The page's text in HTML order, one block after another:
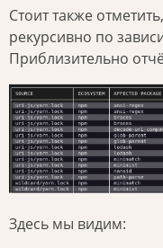
Стоит также
рекурсивно по
Приблизительно
Здесь мы видим: